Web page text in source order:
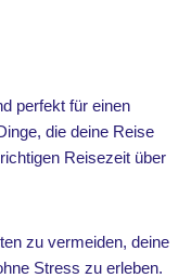
perfekt für einen
die deine Reise
Reisezeit über
zu vermeiden, deine
Stress zu erleben.